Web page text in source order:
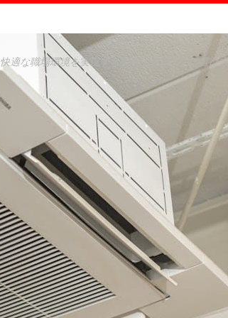
快適な職場環境を実現する業務用エアコンの選び